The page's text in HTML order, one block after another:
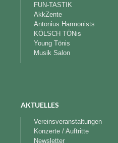
FUN-TASTIK
AkkZente
Antonius Harmonists
KÖLSCH TÖNis
Young Tönis
Musik Salon
AKTUELLES
Vereinsveranstaltungen
Konzerte / Auftritte
Newsletter